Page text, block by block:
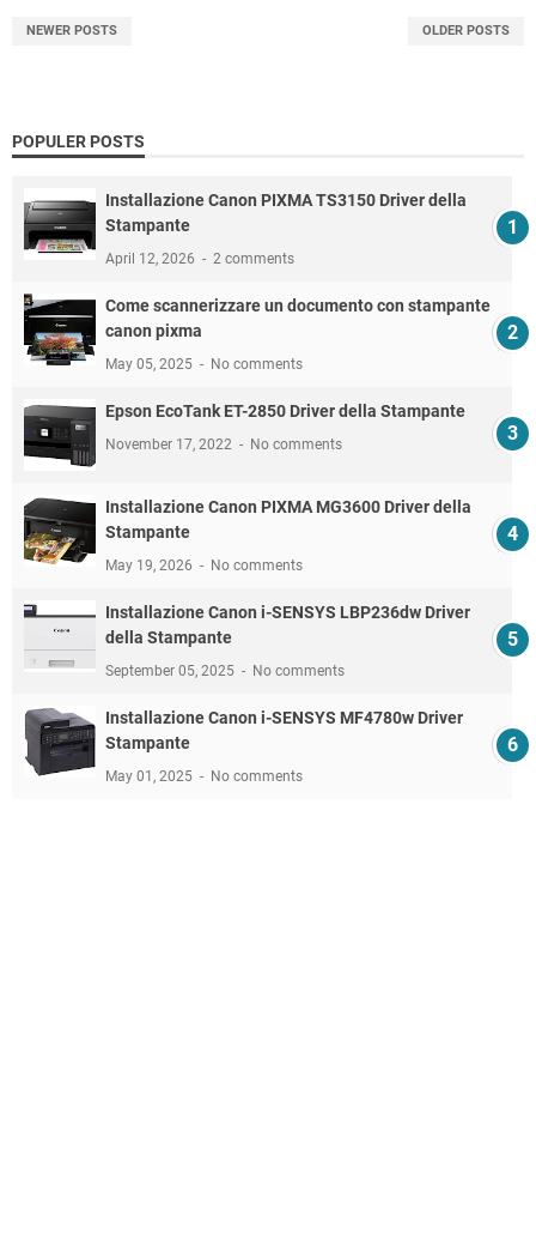
NEWER POSTS OLDER POSTS
POPULER POSTS
Installazione Canon PIXMA TS3150 Driver della
Stampante
April 12, 2026 2 comments
Come scannerizzare un documento con stampante
canon pixma
May 05, 2025 No comments
Epson EcoTank ET-2850 Driver della Stampante
November 17, 2022 No comments
Installazione Canon PIXMA MG3600 Driver della
Stampante
May 19, 2026 No comments
Installazione Canon i-SENSYS LBP236dw Driver
della Stampante
September 05, 2025 No comments
Installazione Canon i-SENSYS MF4780w Driver
Stampante
May 01, 2025 No comments